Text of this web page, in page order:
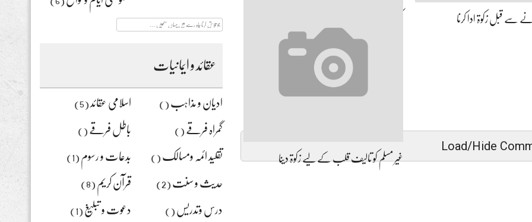
سے قبل زکوۃ ادا کرنا
غیر مسلم کو تالیف قلب کے لیے زکوۃ دینا
Load/Hide
تلاش
عقائد و ایمانیات
اسلامی عقائد (5) ادیان و مذاہب ()
باطل فرقے () گمراہ فرقے ()
بدعات و رسوم (1) تقلید ائمہ ومسالک ()
قرآن کریم (8) حدیث و سنت (2)
دعوت و تبلیغ (1) درس وتدریس ()